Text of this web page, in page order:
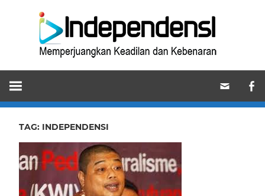
Memperjuangkan
Keadilan
dan
Kebenaran
TAG: INDEPENDENSI